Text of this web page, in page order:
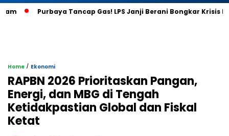
Purbaya Tancap Gas! LPS Janji Berani Bongkar Krisis Bank BPR
Home / Ekonomi
RAPBN 2026 Prioritaskan Pangan,
Energi, dan MBG di Tengah
Ketidakpastian Global dan Fiskal
Ketat